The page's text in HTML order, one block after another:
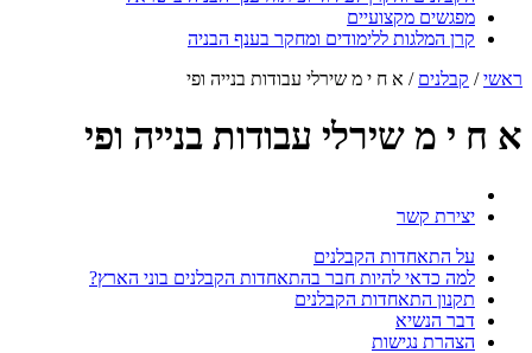
מפגשים מקצועיים
קרן המלגות ללימודים ומחקר בענף הבניה
ראשי/ קבלנים / א ח י מ שירלי עבודות בנייה ופי
א ח י מ שירלי עבודות בנייה ופי
יצירת קשר
על התאחדות הקבלנים
למה כדאי להיות חבר בהתאחדות הקבלנים בוני הארץ?
תקנון התאחדות הקבלנים
דבר הנשיא
הצהרת נגישות